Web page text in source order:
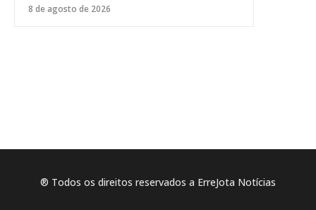
8 de agosto de 2026
® Todos os direitos reservados a ErreJota Notícias